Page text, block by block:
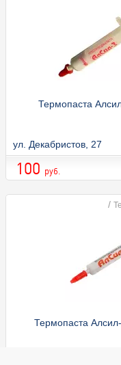
Термопаста
ул. Декабристов, 27
100 руб.
/
Термопаста